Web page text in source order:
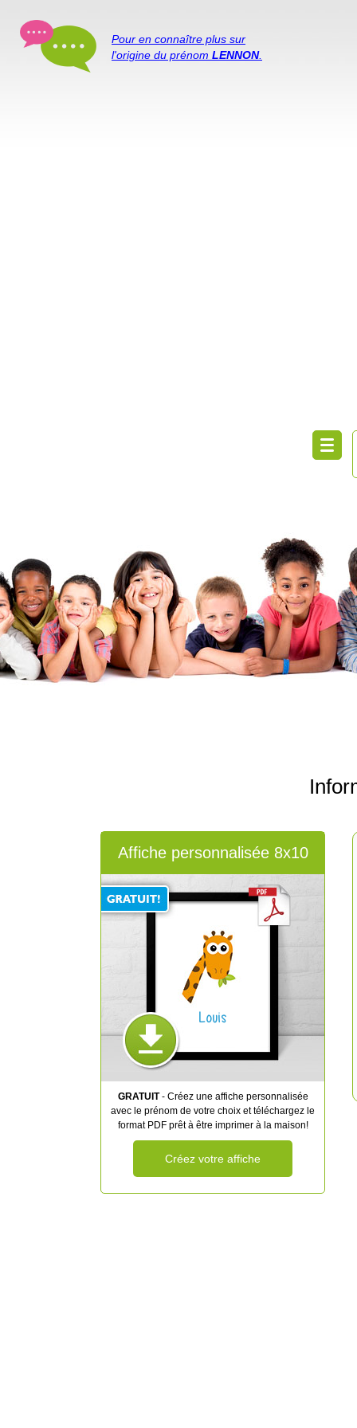
Pour en connaître plus sur
l'origine du prénom LENNON.
Affiche personnalisée 8x10
Louis
GRATUIT- Créez une affiche personnalisée
avec le prénom de votre choix et téléchargez le
format PDF prêt à être imprimer à la maison!
Créez votre affiche